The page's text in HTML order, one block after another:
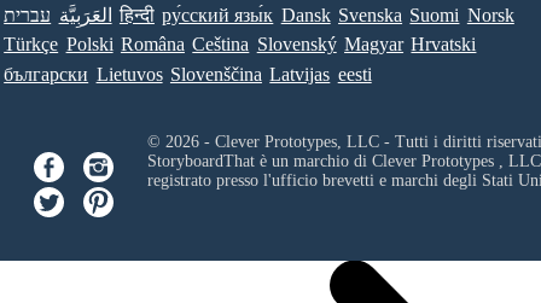
עברית العَرَبِيَّة हिन्दी ру́сский язы́к Dansk Svenska Suomi Norsk
Türkçe Polski Româna Ceština Slovenský Magyar Hrvatski
български Lietuvos Slovenščina Latvijas eesti
© 2026 - Clever Prototypes, LLC - Tutti i diritti
StoryboardThat è un marchio di Clever Prototypes , LLC
registrato presso l'ufficio brevetti e marchi degli Stati